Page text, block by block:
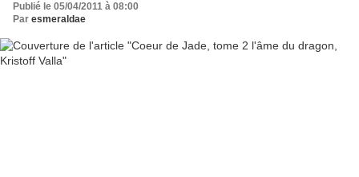
Publié le 05/04/2011 à 08:00
Par esmeraldae